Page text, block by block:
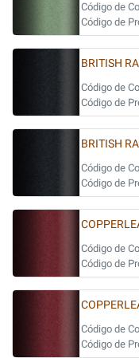
Código de
Código de
BRITISH
Código de
Código de
BRITISH
Código de
Código de
Código de
Código de
Código de
Código de